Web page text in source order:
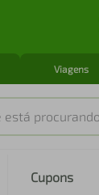
Viagens
procurando?
Cupons